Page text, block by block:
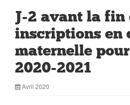
J-2 avant la fin
inscriptions en
maternelle
2020-2021
Avril 2020